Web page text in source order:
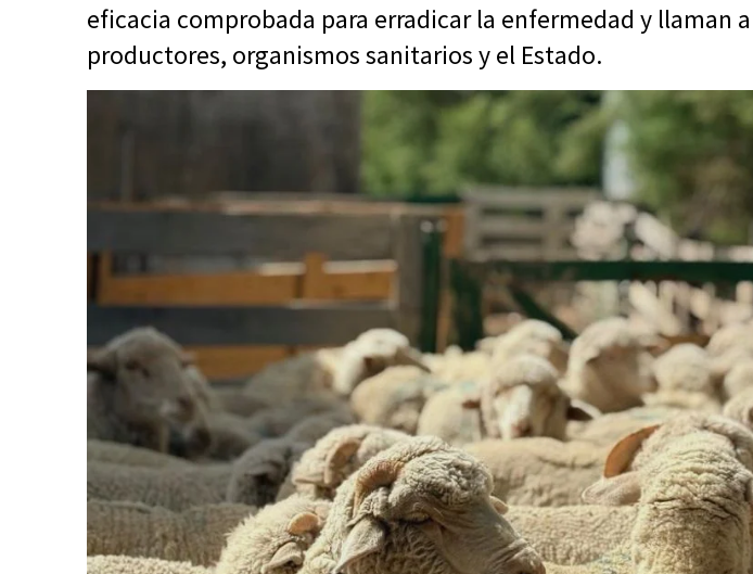
eficacia comprobada para erradicar la enfermedad y
productores, organismos sanitarios y el Estado.